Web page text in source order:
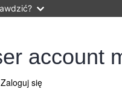
account
Zaloguj się